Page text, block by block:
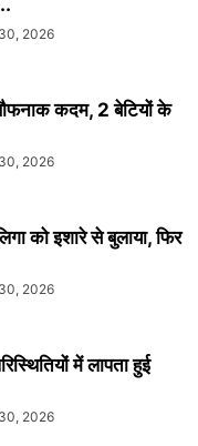
2026
कदम, 2 बेटियों के
2026
को इशारे से बुलाया, फिर
2026
में लापता हुई
2026